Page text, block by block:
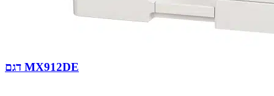
דגם MX912DE